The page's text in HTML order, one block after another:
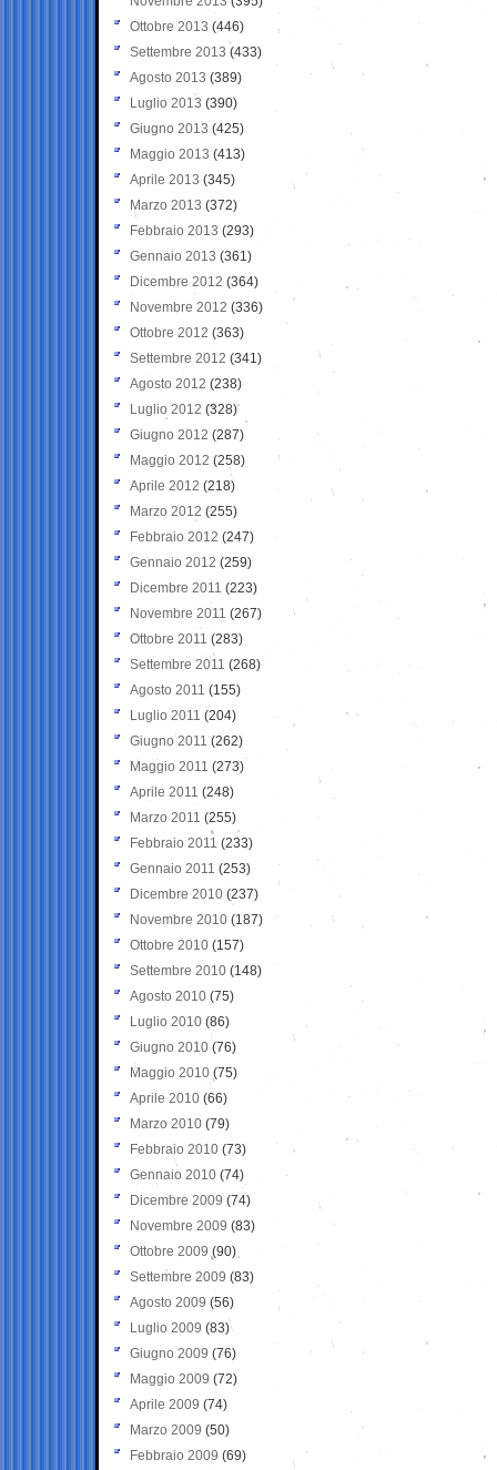
Ottobre 2013 (446)
Settembre 2013 (433)
Agosto 2013 (389)
Luglio 2013 (390)
Giugno 2013 (425)
Maggio 2013 (413)
Aprile 2013 (345)
Marzo 2013 (372)
Febbraio 2013 (293)
Gennaio 2013 (361)
Dicembre 2012 (364)
Novembre 2012 (336)
Ottobre 2012 (363)
Settembre 2012 (341)
Agosto 2012 (238)
Luglio 2012 (328)
Giugno 2012 (287)
Maggio 2012 (258)
Aprile 2012 (218)
Marzo 2012 (255)
Febbraio 2012 (247)
Gennaio 2012 (259)
Dicembre 2011 (223)
Novembre 2011 (267)
Ottobre 2011 (283)
Settembre 2011 (268)
Agosto 2011 (155)
Luglio 2011 (204)
Giugno 2011 (262)
Maggio 2011 (273)
Aprile 2011 (248)
Marzo 2011 (255)
Febbraio 2011 (233)
Gennaio 2011 (253)
Dicembre 2010 (237)
Novembre 2010 (187)
Ottobre 2010 (157)
Settembre 2010 (148)
Agosto 2010 (75)
Luglio 2010 (86)
Giugno 2010 (76)
Maggio 2010 (75)
Aprile 2010 (66)
Marzo 2010 (79)
Febbraio 2010 (73)
Gennaio 2010 (74)
Dicembre 2009 (74)
Novembre 2009 (83)
Ottobre 2009 (90)
Settembre 2009 (83)
Agosto 2009 (56)
Luglio 2009 (83)
Giugno 2009 (76)
Maggio 2009 (72)
Aprile 2009 (74)
Marzo 2009 (50)
Febbraio 2009 (69)